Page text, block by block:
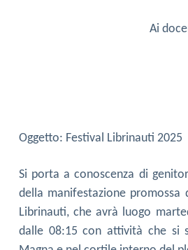
Ai
Oggetto: Festival Librinauti 2025
Si porta a conoscenza di
della manifestazione promossa
Librinauti, che avrà luogo
dalle 08:15 con attività che si